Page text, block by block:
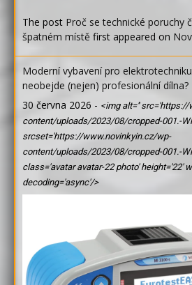
The post Proč se technické poruchy
špatném místě first appeared on
Moderní vybavení pro
neobejde (nejen) profesionální dílna?
30 června 2026 - <img alt=''
content/uploads/2023/08/cropped-001.-
srcset='https://www.novinkyin.cz/wp-
content/uploads/2023/08/cropped-001.-
class='avatar avatar-22 photo' height='22'
decoding='async'/>